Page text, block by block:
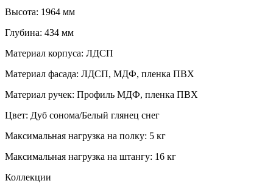
Высота: 1964 мм
Глубина: 434 мм
Материал корпуса: ЛДСП
Материал фасада: ЛДСП, МДФ, пленка ПВХ
Материал ручек: Профиль МДФ, пленка ПВХ
Цвет: Дуб сонома/Белый глянец снег
Максимальная нагрузка на полку: 5 кг
Максимальная нагрузка на штангу: 16 кг
Коллекции